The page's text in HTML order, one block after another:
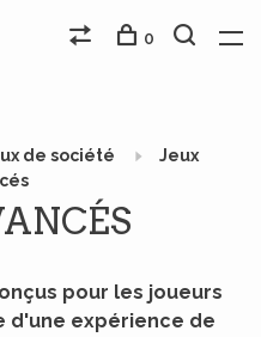
0
de société
Jeux
pour les joueurs
d'une expérience de